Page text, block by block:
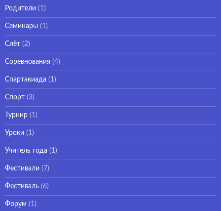
Родители (1)
Семинары (1)
Слёт (2)
Соревнования (4)
Спартакиада (1)
Спорт (3)
Турнир (1)
Уроки (1)
Учитель года (1)
Фестивали (7)
Фестиваль (6)
Форум (1)